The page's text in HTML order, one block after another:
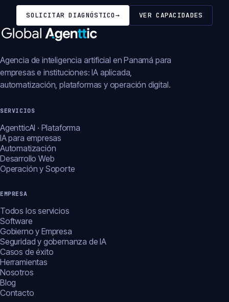
SOLICITAR DIAGNÓSTICO→ VER CAPACIDADES
Agencia de inteligencia artificial en Panamá para
empresas e instituciones: IA aplicada,
automatización, plataformas y operación digital.
SERVICIOS
AgentticAI · Plataforma
IA para empresas
Automatización
Desarrollo Web
Operación y Soporte
EMPRESA
Todos los servicios
Software
Gobierno y Empresa
Seguridad y gobernanza de IA
Casos de éxito
Herramientas
Nosotros
Blog
Contacto